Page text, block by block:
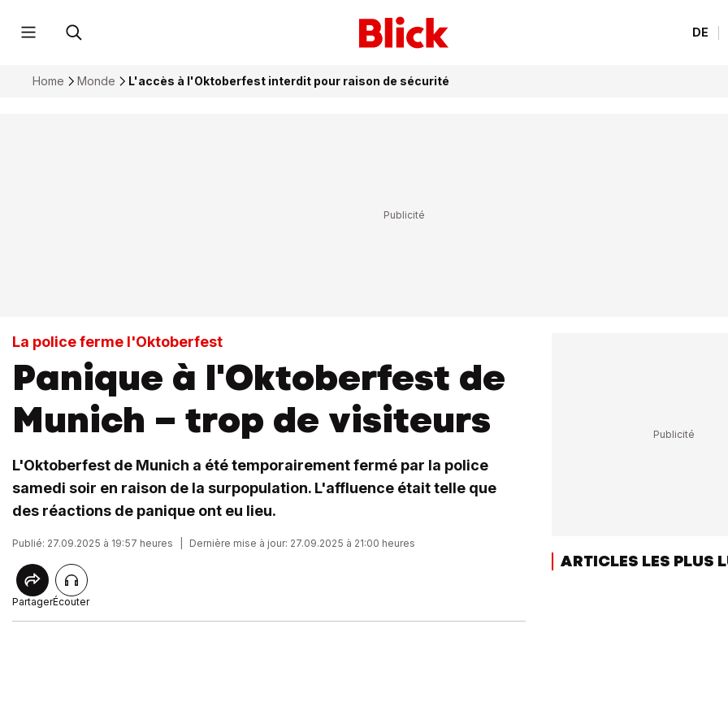
DE
Home Monde L'accès à l'Oktoberfest interdit pour raison de sécurité
La police ferme l'Oktoberfest
Panique à l'Oktoberfest de
Munich – trop de visiteurs
L'Oktoberfest de Munich a été temporairement fermé par la police
samedi soir en raison de la surpopulation. L'affluence était telle que
des réactions de panique ont eu lieu.
Publié: 27.09.2025 à 19:57 heures Dernière mise à jour: 27.09.2025 à 21:00 heures
PartagerÉcouter
ARTICLES LES PLUS